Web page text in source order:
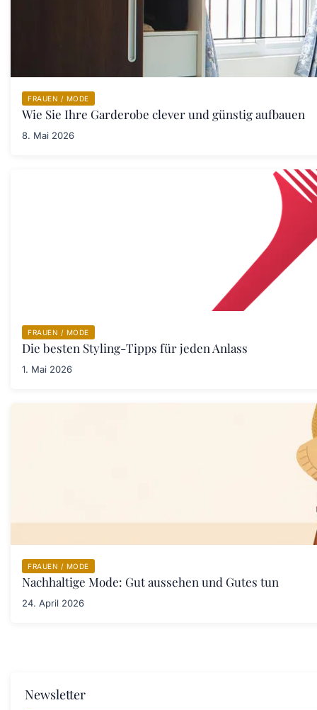
FRAUEN / MODE
Wie Sie Ihre Garderobe clever und günstig aufbauen
8. Mai 2026
FRAUEN / MODE
Die besten Styling-Tipps für jeden Anlass
1. Mai 2026
FRAUEN / MODE
Nachhaltige Mode: Gut aussehen und Gutes tun
24. April 2026
Newsletter